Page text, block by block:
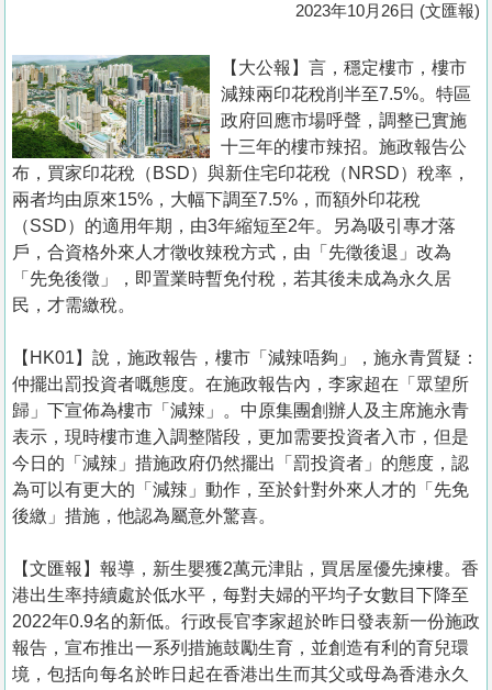
置
業
手
冊
關
於
我
們
2023年10月26日 (文匯報)
【大公報】言， 穩定樓市，樓市
減辣兩印花稅削半至7.5%。特區
政府回應市場呼聲，調整已實施
十三年的樓市辣招。施政報告公
布，買家印花稅（BSD）與新住宅印花稅（NRSD）稅率，
兩者均由原來15%，大幅下調至7.5%，而額外印花稅
（SSD）的適用年期，由3年縮短至2年。另為吸引專才落
戶，合資格外來人才徵收辣稅方式，由「先徵後退」改為
「先免後徵」，即置業時暫免付稅，若其後未成為永久居
民，才需繳稅。
【HK01】說，施政報告，樓市「減辣唔夠」，施永青質疑：
仲擺出罰投資者嘅態度。在施政報告內，李家超在「眾望所
歸」下宣佈為樓市「減辣」。中原集團創辦人及主席施永青
表示，現時樓市進入調整階段，更加需要投資者入市，但是
今日的「減辣」措施政府仍然擺出「罰投資者」的態度，認
為可以有更大的「減辣」動作，至於針對外來人才的「先免
後繳」措施，他認為屬意外驚喜。
【文匯報】報導，新生嬰獲2萬元津貼，買居屋優先揀樓。香
港出生率持續處於低水平，每對夫婦的平均子女數目下降至
2022年0.9名的新低。行政長官李家超於昨日發表新一份施政
報告，宣布推出一系列措施鼓勵生育，並創造有利的育兒環
境，包括向每名於昨日起在香港出生而其父或母為香港永久